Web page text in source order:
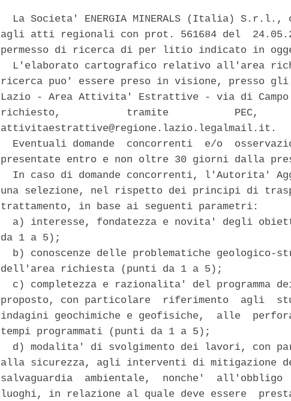
La Societa' ENERGIA MINERALS (Italia) S.r.l.,
agli atti regionali con prot. 561684 del
permesso di ricerca di per litio indicato in
L'elaborato cartografico relativo all'area
ricerca puo' essere preso in visione, presso
Lazio - Area Attivita' Estrattive - via di Campo
richiesto,           tramite           PEC,
attivitaestrattive@regione.lazio.legalmail.it.
Eventuali domande  concorrenti  e/o
presentate entro e non oltre 30 giorni dalla
In caso di domande concorrenti, l'Autorita'
una selezione, nel rispetto dei principi di
trattamento, in base ai seguenti parametri:
a) interesse, fondatezza e novita' degli
da 1 a 5);
b) conoscenze delle problematiche geologico-
dell'area richiesta (punti da 1 a 5);
c) completezza e razionalita' del programma
proposto, con particolare  riferimento  agli
indagini geochimiche e geofisiche,  alle
tempi programmati (punti da 1 a 5);
d) modalita' di svolgimento dei lavori, con
alla sicurezza, agli interventi di mitigazione
salvaguardia  ambientale,  nonche'
luoghi, in relazione al quale deve essere